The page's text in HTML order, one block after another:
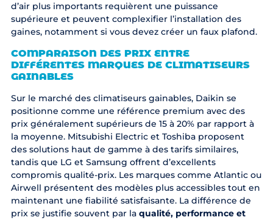
d’air plus importants requièrent une puissance
supérieure et peuvent complexifier l’installation des
gaines, notamment si vous devez créer un faux plafond.
COMPARAISON DES PRIX ENTRE
DIFFÉRENTES MARQUES DE CLIMATISEURS
GAINABLES
Sur le marché des climatiseurs gainables, Daikin se
positionne comme une référence premium avec des
prix généralement supérieurs de 15 à 20% par rapport à
la moyenne. Mitsubishi Electricet Toshiba proposent
des solutions haut de gamme à des tarifs similaires,
tandis que LG et Samsung offrent d’excellents
compromis qualité-prix. Les marques comme Atlanticou
Airwell présentent des modèles plus accessibles tout en
maintenant une fiabilité satisfaisante. La différence de
prix se justifie souvent par la qualité, performance et